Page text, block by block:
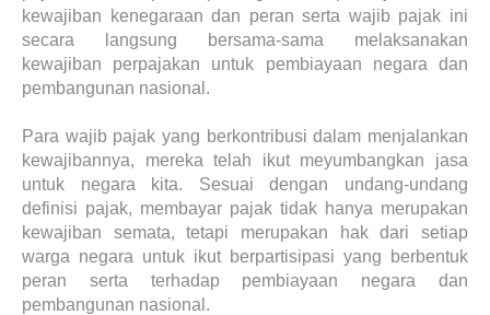
kewajiban kenegaraan dan peran serta wajib pajak ini
secara langsung bersama-sama melaksanakan
kewajiban perpajakan untuk pembiayaan negara dan
pembangunan nasional.
Para wajib pajak yang berkontribusi dalam menjalankan
kewajibannya, mereka telah ikut meyumbangkan jasa
untuk negara kita. Sesuai dengan undang-undang
definisi pajak, membayar pajak tidak hanya merupakan
kewajiban semata, tetapi merupakan hak dari setiap
warga negara untuk ikut berpartisipasi yang berbentuk
peran serta terhadap pembiayaan negara dan
pembangunan nasional.